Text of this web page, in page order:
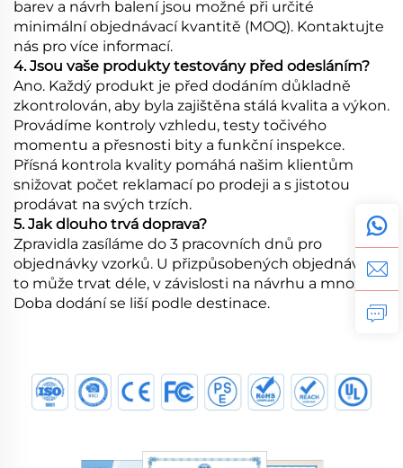
barev a návrh balení jsou možné při určité
minimální objednávací kvantitě (MOQ). Kontaktujte
nás pro více informací.
4. Jsou vaše produkty testovány před odesláním?
Ano. Každý produkt je před dodáním důkladně
zkontrolován, aby byla zajištěna stálá kvalita a výkon.
Provádíme kontroly vzhledu, testy točivého
momentu a přesnosti bity a funkční inspekce.
Přísná kontrola kvality pomáhá našim klientům
snižovat počet reklamací po prodeji a s jistotou
prodávat na svých trzích.
5. Jak dlouho trvá doprava?
Zpravidla zasíláme do 3 pracovních dnů pro
objednávky vzorků. U přizpůsobených objednávek
to může trvat déle, v závislosti na návrhu a množství.
Doba dodání se liší podle destinace.